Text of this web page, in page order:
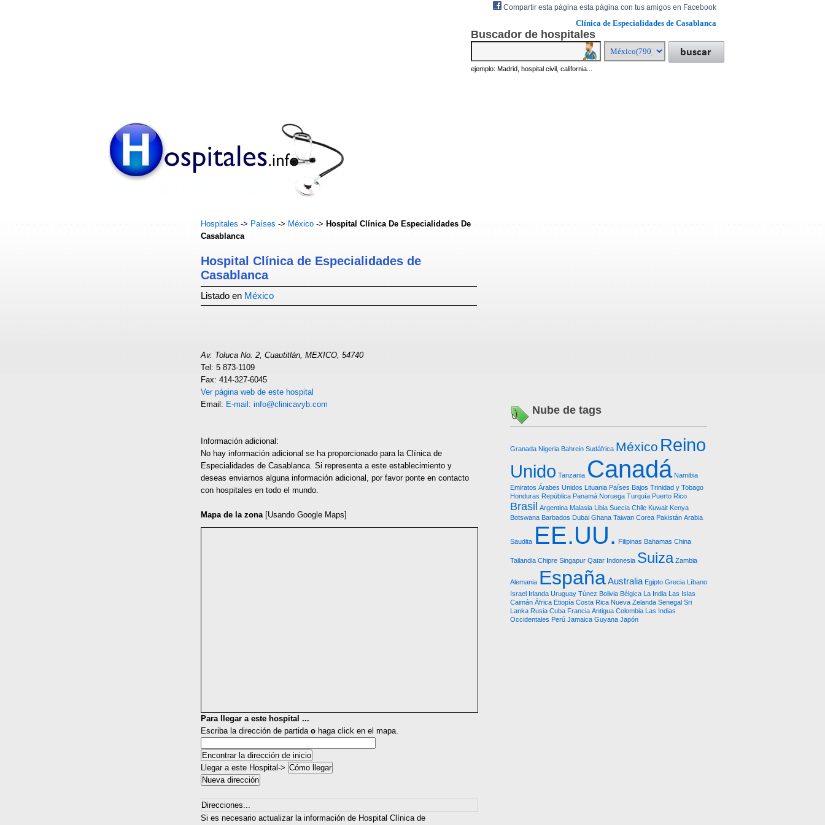
Clínica de Especialidades de Casablanca
Buscador de hospitales
ejemplo: Madrid, hospital civil, california...
Hospitales -> Países -> México -> Hospital Clínica De Especialidades De
Casablanca
Hospital Clínica de Especialidades de
Casablanca
Listado en México
Av. Toluca No. 2, Cuautitlán, MEXICO, 54740
Tel: 5 873-1109
Fax: 414-327-6045
Ver página web de este hospital
Email: E-mail: info@clinicavyb.com
Información adicional:
No hay información adicional se ha proporcionado para la Clínica de
Especialidades de Casablanca. Si representa a este establecimiento y
deseas enviarnos alguna información adicional, por favor ponte en contacto
con hospitales en todo el mundo.
Mapa de la zona[Usando Google Maps]
Para llegar a este hospital ...
Escriba la dirección de partida o haga click en el mapa.
Llegar a este Hospital->
Direcciones...
Si es necesario actualizar la información de Hospital Clínica de
Nube de tags
Granada Nigeria Bahrein Sudáfrica México Reino
Unido Tanzania Canadá Namibia
Emiratos Árabes Unidos Lituania Países Bajos Trinidad y Tobago
Honduras República Panamá Noruega Turquía Puerto Rico
Brasil Argentina Malasia Libia Suecia Chile Kuwait Kenya
Botswana Barbados Dubai Ghana Taiwan Corea Pakistán Arabia
Saudita EE.UU. Filipinas Bahamas China
Tailandia Chipre Singapur Qatar Indonesia Suiza Zambia
Alemania EspañaAustralia Egipto Grecia Líbano
Israel Irlanda Uruguay Túnez Bolivia Bélgica La India Las Islas
Caimán África Etiopía Costa Rica Nueva Zelanda Senegal Sri
Lanka Rusia Cuba Francia Antigua Colombia Las Indias
Occidentales Perú Jamaica Guyana Japón
Compartir esta página esta página con tus amigos en Facebook